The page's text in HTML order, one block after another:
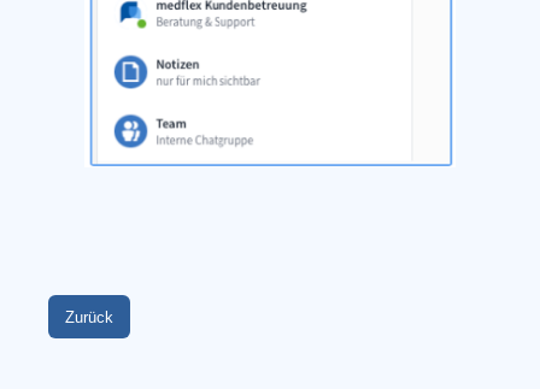
Zurück